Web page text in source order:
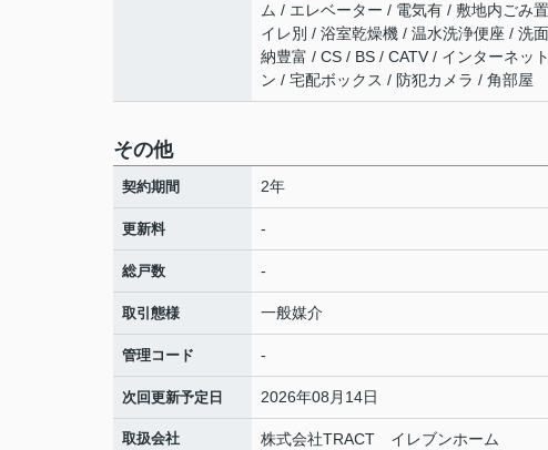
ム / エレベーター / 電気有 / 敷地内ごみ
イレ別 / 浴室乾燥機 / 温水洗浄便座 / 洗
納豊富 / CS / BS / CATV / インターネッ
ン / 宅配ボックス / 防犯カメラ / 角部屋
その他
契約期間 2年
更新料 -
総戸数 -
取引態様 一般媒介
管理コード -
次回更新予定日 2026年08月14日
取扱会社
株式会社TRACT イレブンホーム